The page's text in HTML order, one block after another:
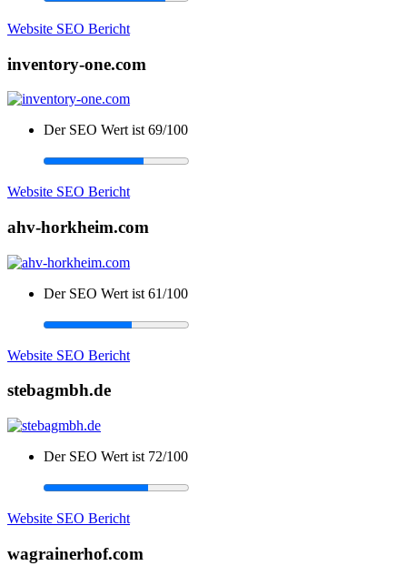
Website SEO Bericht
inventory-one.com
Der SEO Wert ist 69/100
Website SEO Bericht
ahv-horkheim.com
Der SEO Wert ist 61/100
Website SEO Bericht
stebagmbh.de
Der SEO Wert ist 72/100
Website SEO Bericht
wagrainerhof.com